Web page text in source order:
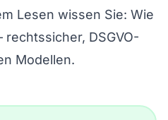
Lesen wissen Sie: Wie
rechtssicher, DSGVO-
Modellen.